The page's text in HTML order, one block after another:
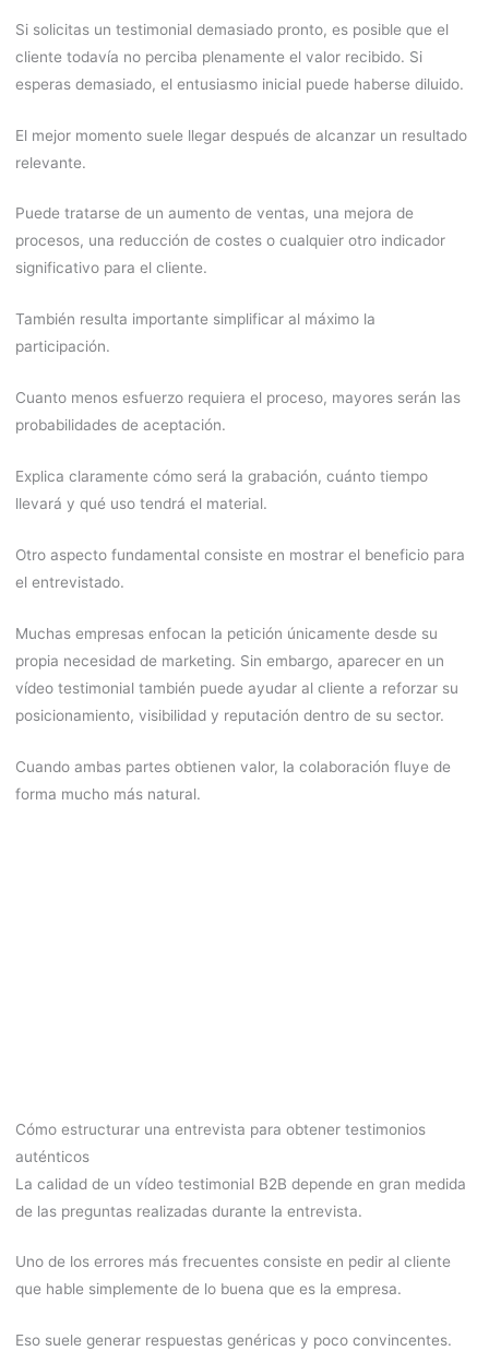
Si solicitas un testimonial demasiado pronto, es posible que el
cliente todavía no perciba plenamente el valor recibido. Si
esperas demasiado, el entusiasmo inicial puede haberse diluido.
El mejor momento suele llegar después de alcanzar un resultado
relevante.
Puede tratarse de un aumento de ventas, una mejora de
procesos, una reducción de costes o cualquier otro indicador
significativo para el cliente.
También resulta importante simplificar al máximo la
participación.
Cuanto menos esfuerzo requiera el proceso, mayores serán las
probabilidades de aceptación.
Explica claramente cómo será la grabación, cuánto tiempo
llevará y qué uso tendrá el material.
Otro aspecto fundamental consiste en mostrar el beneficio para
el entrevistado.
Muchas empresas enfocan la petición únicamente desde su
propia necesidad de marketing. Sin embargo, aparecer en un
vídeo testimonial también puede ayudar al cliente a reforzar su
posicionamiento, visibilidad y reputación dentro de su sector.
Cuando ambas partes obtienen valor, la colaboración fluye de
forma mucho más natural.
Cómo estructurar una entrevista para obtener testimonios
auténticos
La calidad de un vídeo testimonial B2B depende en gran medida
de las preguntas realizadas durante la entrevista.
Uno de los errores más frecuentes consiste en pedir al cliente
que hable simplemente de lo buena que es la empresa.
Eso suele generar respuestas genéricas y poco convincentes.